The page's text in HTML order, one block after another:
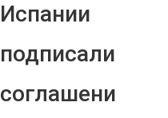
Испании
подписали
соглашени